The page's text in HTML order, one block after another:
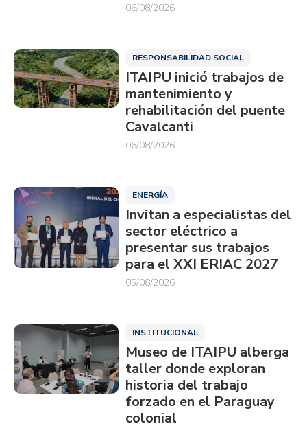
06/08/2026
RESPONSABILIDAD SOCIAL
ITAIPU inició trabajos de
mantenimiento y
rehabilitación del puente
Cavalcanti
06/08/2026
ENERGÍA
Invitan a especialistas del
sector eléctrico a
presentar sus trabajos
para el XXI ERIAC 2027
05/08/2026
INSTITUCIONAL
Museo de ITAIPU alberga
taller donde exploran
historia del trabajo
forzado en el Paraguay
colonial